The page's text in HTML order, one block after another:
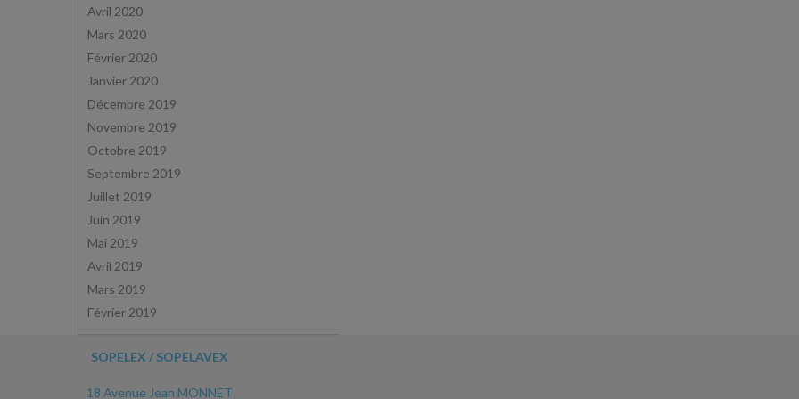
Avril 2020
Mars 2020
Février 2020
Janvier 2020
Décembre 2019
Novembre 2019
Octobre 2019
Septembre 2019
Juillet 2019
Juin 2019
Mai 2019
Avril 2019
Mars 2019
Février 2019
SOPELEX / SOPELAVEX
18 Avenue Jean MONNET